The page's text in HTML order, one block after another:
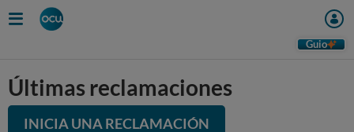
Guio
Últimas reclamaciones
INICIA UNA RECLAMACIÓN